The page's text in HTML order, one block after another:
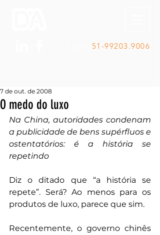
51-99203.9006
O medo do luxo
7 de out. de 2008
Na China, autoridades condenam
a publicidade de bens supérfluos e
ostentatórios: é a história se
repetindo
Diz o ditado que “a história se
repete”. Será? Ao menos para os
produtos de luxo, parece que sim.
Recentemente, o governo chinês